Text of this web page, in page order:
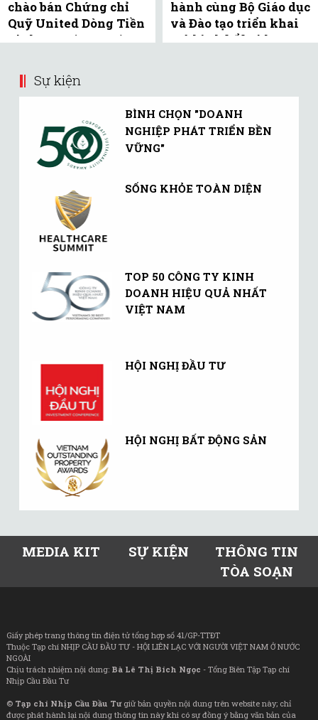
chào bán Chứng chỉ
Quỹ United Dòng Tiền
Linh Hoạt (UMMF) ra
hành cùng Bộ Giáo dục
và Đào tạo triển khai
mô hình bể bơi học
Sự kiện
BÌNH CHỌN "DOANH
NGHIỆP PHÁT TRIỂN BỀN
VỮNG"
SỐNG KHỎE TOÀN DIỆN
TOP 50 CÔNG TY KINH
DOANH HIỆU QUẢ NHẤT
VIỆT NAM
HỘI NGHỊ ĐẦU TƯ
HỘI NGHỊ BẤT ĐỘNG SẢN
MEDIA KIT SỰ KIỆN
THÔNG TIN
TÒA SOẠN
Giấy phép trang thông tin điện tử tổng hợp số 41/GP-TTĐT
Thuộc Tạp chí NHỊP CẦU ĐẦU TƯ - HỘI LIÊN LẠC VỚI NGƯỜI VIỆT NAM Ở NƯỚC
NGOÀI
Chịu trách nhiệm nội dung: Bà Lê Thị Bích Ngọc - Tổng Biên Tập Tạp chí
Nhịp Cầu Đầu Tư
© Tạp chí Nhịp Cầu Đầu Tưgiữ bản quyền nội dung trên website này; chỉ
được phát hành lại nội dung thông tin này khi có sự đồng ý bằng văn bản của